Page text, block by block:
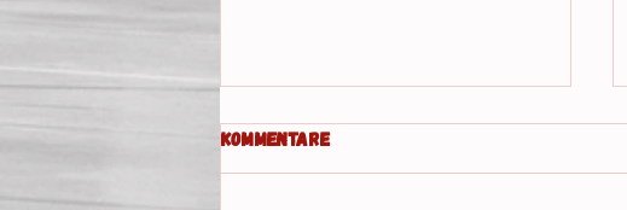
Kommentare